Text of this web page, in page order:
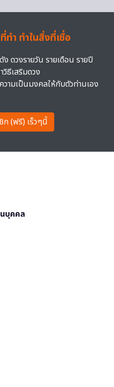
ทำ ทำในสิ่งที่เชื่อ
ดวงรายวัน รายเดือน รายปี
ธีเสริมดวง
ามเป็นมงคลให้กับตัวท่านเอง
ก (ฟรี) เร็วๆนี้
บุคคล